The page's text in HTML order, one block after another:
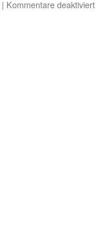
| Kommentare deaktiviert